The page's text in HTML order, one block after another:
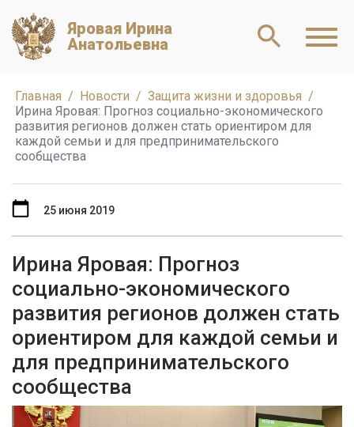
Яровая Ирина
Анатольевна
Главная Новости
Защита жизни и здоровья
Ирина Яровая: Прогноз социально-экономического
развития регионов должен стать ориентиром для
каждой семьи и для предпринимательского
сообщества
Ирина Яровая: Прогноз
социально-экономического
развития регионов должен стать
ориентиром для каждой семьи и
для предпринимательского
сообщества
25 июня 2019